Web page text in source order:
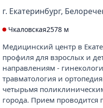
г. Екатеринбург,
Чкаловская2578 м
Медицинский центр в
профиля для взрослых и
направлениям -
травматология и
четырьмя
города. Прием проводится